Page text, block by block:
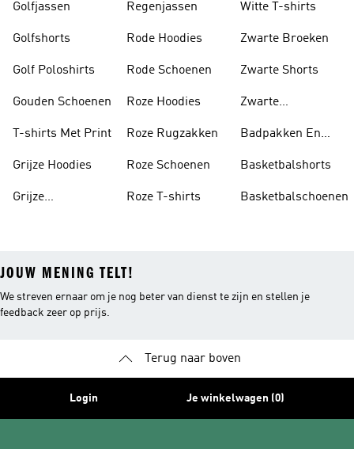
Golfjassen
Golfshorts
Golf Poloshirts
Gouden Schoenen
T-shirts Met Print
Grijze Hoodies
Grijze
Regenjassen
Rode Hoodies
Rode Schoenen
Roze Hoodies
Roze Rugzakken
Roze Schoenen
Roze T-shirts
Witte T-shirts
Zwarte Broeken
Zwarte Shorts
Zwarte
Badpakken En
Basketbalshorts
Basketbalschoenen
JOUW MENING TELT!
We streven ernaar om je nog beter van dienst te zijn en stellen je
feedback zeer op prijs.
Terug naar boven
Login Je winkelwagen (0)